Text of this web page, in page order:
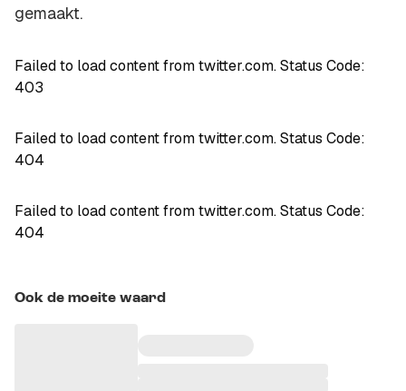
gemaakt.
Failed to load content from twitter.com. Status Code:
403
Failed to load content from twitter.com. Status Code:
404
Failed to load content from twitter.com. Status Code:
404
Ook de moeite waard